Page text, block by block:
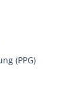
(PPG)